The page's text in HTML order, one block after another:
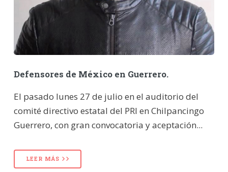
Defensores de México en Guerrero.
El pasado lunes 27 de julio en el auditorio del
comité directivo estatal del PRI en Chilpancingo
Guerrero, con gran convocatoria y aceptación...
LEER MÁS